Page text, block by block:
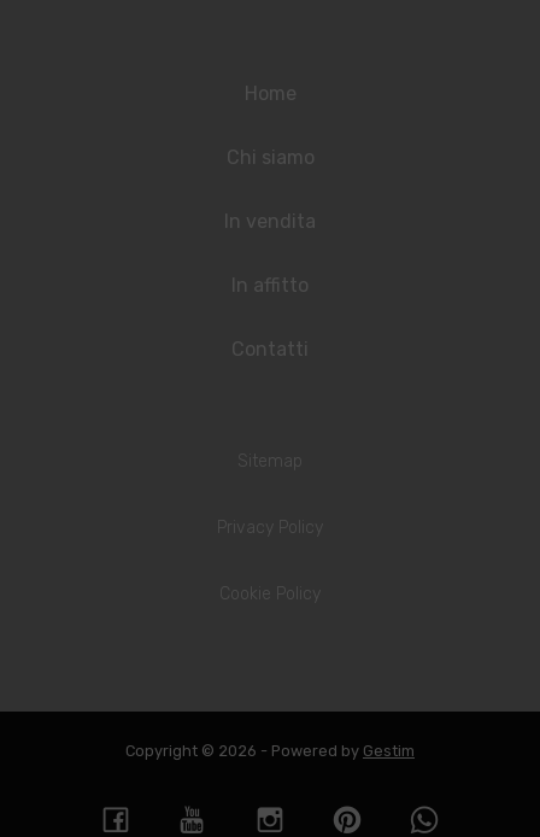
Home
Chi siamo
In vendita
In affitto
Contatti
Sitemap
Privacy Policy
Cookie Policy
Copyright © 2026 - Powered by Gestim